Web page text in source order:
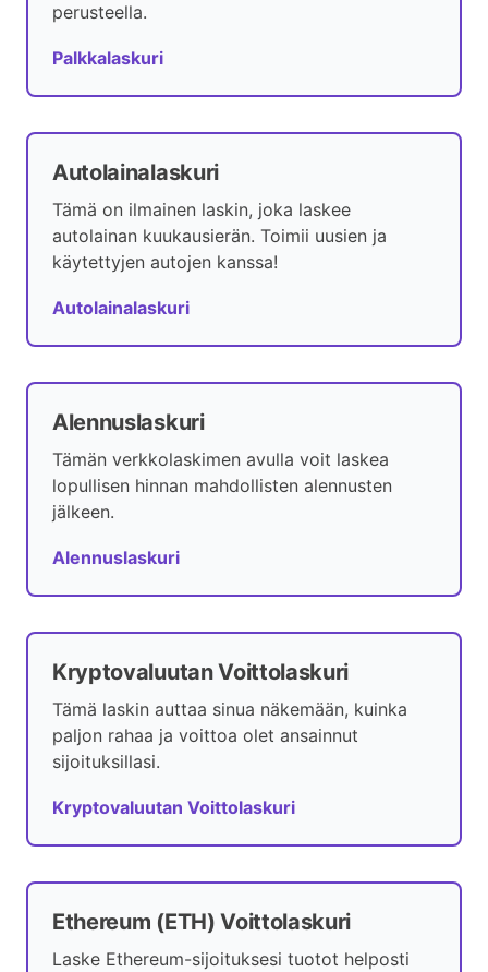
perusteella.
Palkkalaskuri
Autolainalaskuri
Tämä on ilmainen laskin, joka laskee
autolainan kuukausierän. Toimii uusien ja
käytettyjen autojen kanssa!
Autolainalaskuri
Alennuslaskuri
Tämän verkkolaskimen avulla voit laskea
lopullisen hinnan mahdollisten alennusten
jälkeen.
Alennuslaskuri
Kryptovaluutan Voittolaskuri
Tämä laskin auttaa sinua näkemään, kuinka
paljon rahaa ja voittoa olet ansainnut
sijoituksillasi.
Kryptovaluutan Voittolaskuri
Ethereum (ETH) Voittolaskuri
Laske Ethereum-sijoituksesi tuotot helposti